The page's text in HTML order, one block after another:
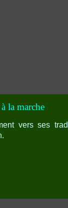
la marche
vers ses